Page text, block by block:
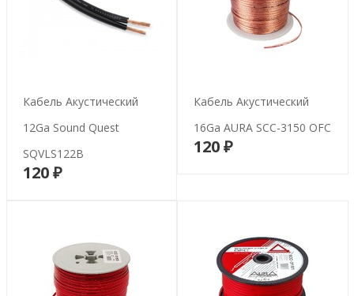
Кабель Акустический
12Ga Sound Quest
SQVLS122B
120 ₽В корзину
Кабель Акустический
16Ga AURA SCC-3150 OFC
120 ₽В корзину